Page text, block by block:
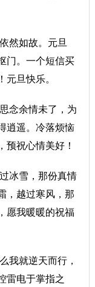
然如故。元旦
门。一个短信买
元旦快乐。
念余情未了，为
逍遥。冷落烦恼
预祝心情美好！
冰雪，那份真情
，越过寒风，那
愿我暖暖的祝福
我就逆天而行，
雷电于掌指之